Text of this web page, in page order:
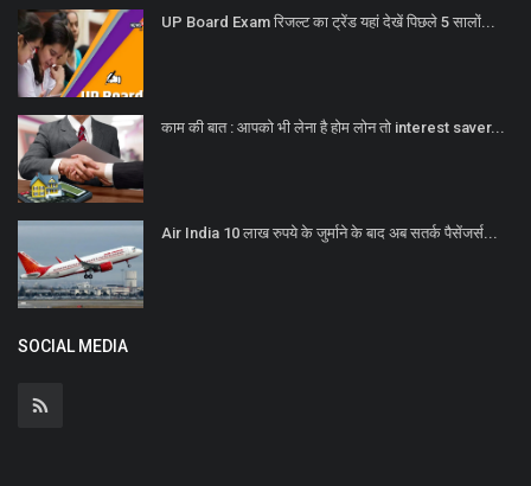
UP Board Exam रिजल्ट का ट्रेंड यहां देखें पिछले 5 सालों...
काम की बात : आपको भी लेना है होम लोन तो interest saver...
Air India 10 लाख रुपये के जुर्माने के बाद अब सतर्क पैसेंजर्स...
SOCIAL MEDIA